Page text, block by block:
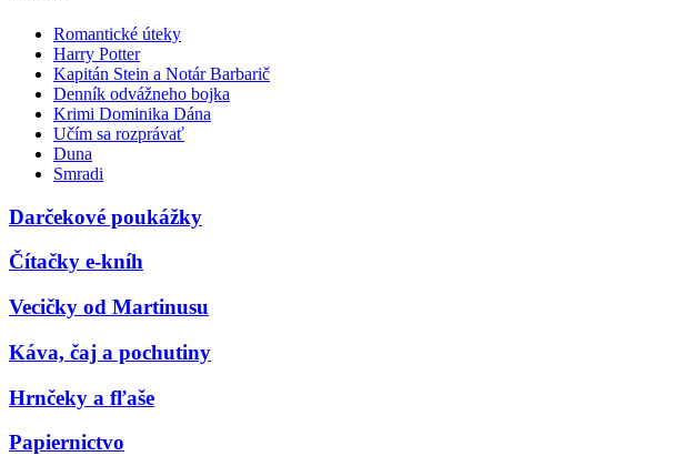
Romantické úteky
Harry Potter
Kapitán Stein a Notár Barbarič
Denník odvážneho bojka
Krimi Dominika Dána
Učím sa rozprávať
Duna
Smradi
Darčekové poukážky
Čítačky e-kníh
Vecičky od Martinusu
Káva, čaj a pochutiny
Hrnčeky a fľaše
Papiernictvo